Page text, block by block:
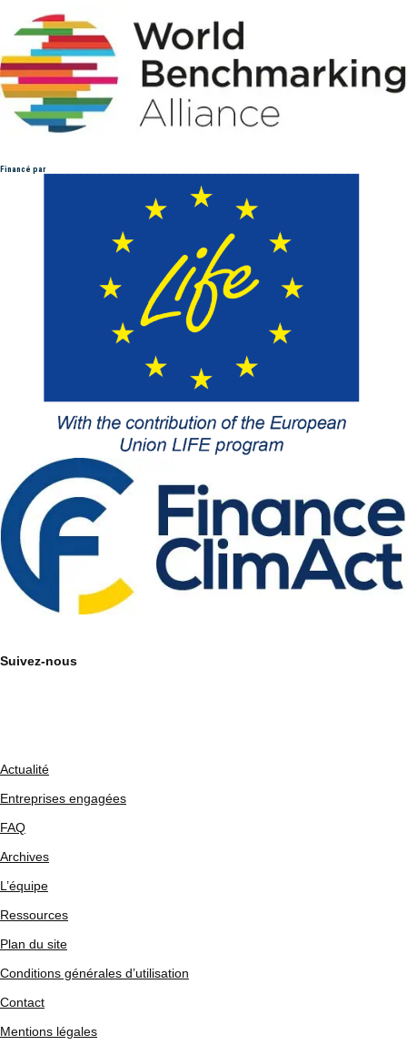
Financé par
Suivez-nous
Actualité
Entreprises engagées
FAQ
Archives
L’équipe
Ressources
Plan du site
Conditions générales d’utilisation
Contact
Mentions légales